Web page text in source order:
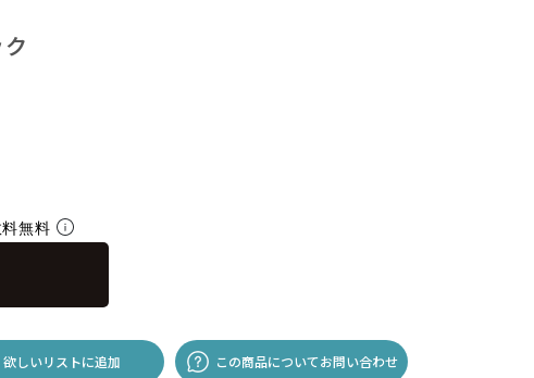
無料
欲しいリストに追加 この商品についてお問い合わせ